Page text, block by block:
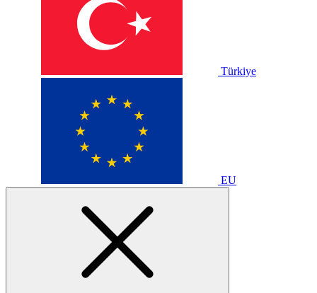
Türkiye
EU